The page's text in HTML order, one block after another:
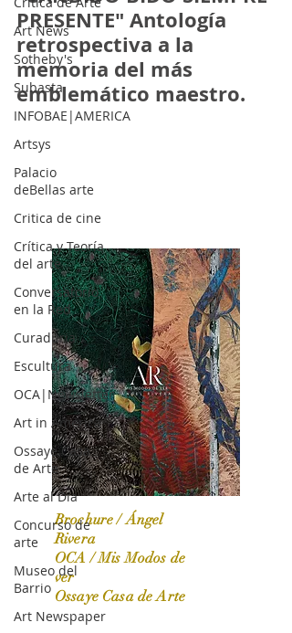
Art News
Sotheby's
Subasta
INFOBAE|AMERICA
Artsys
Palacio
deBellas arte
Critica de cine
Crítica y Teoría
del arte
Conversatorio
en la Red
Curaduria
Escultura
OCA|Newsletter
Art in America
Ossaye Casa
de Arte
Arte al Día
Concurso de
arte
Museo del
Barrio
Art Newspaper
PRESENTE" Antología
retrospectiva a la
memoria del más
emblemático maestro.
OCA|News 31 / Marzo-Abril / 2024
Brochure / Ángel
Rivera
OCA / Mis Modos de
ver
Ossaye Casa de Arte